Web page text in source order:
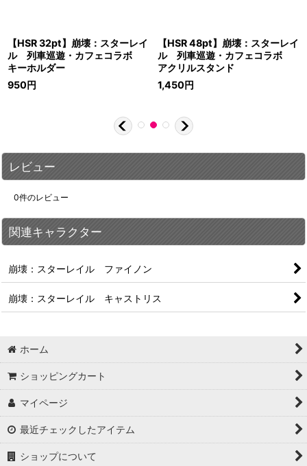
【HSR 32pt】崩壊：スターレイ
ル 列車巡遊・カフェコラボ
キーホルダー
950円
【HSR 48pt】崩壊：スターレイ
ル 列車巡遊・カフェコラボ
アクリルスタンド
1,450円
レビュー
0件のレビュー
関連キャラクター
崩壊：スターレイル ファイノン
崩壊：スターレイル キャストリス
ホーム
ショッピングカート
マイページ
最近チェックしたアイテム
ショップについて